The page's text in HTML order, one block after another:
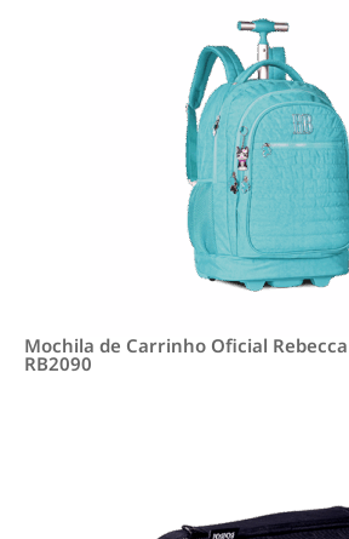
Mochila de Carrinho Oficial
RB2090